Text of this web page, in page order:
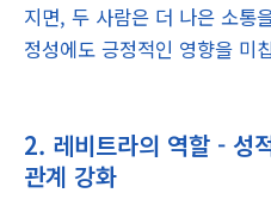
지면, 두 사람은 더 나은 소통
정성에도 긍정적인 영향을 미
2. 레비트라의 역할 - 성
관계 강화